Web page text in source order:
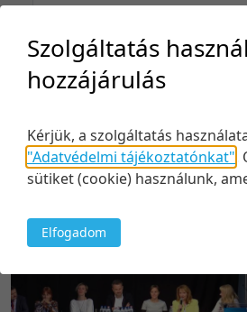
20 tétel/oldal
Szolgáltatás
hozzájárulás
Kérjük, a szolgáltatás
"Adatvédelmi tájékoztatónkat"
sütiket (cookie) használunk,
Elfogadom